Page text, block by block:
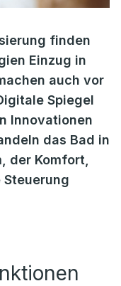
finden
Einzug in
auch vor
Spiegel
Innovationen
das Bad in
der Komfort,